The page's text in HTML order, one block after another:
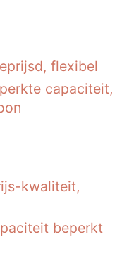
flexibel
capaciteit,
kwaliteit,
beperkt